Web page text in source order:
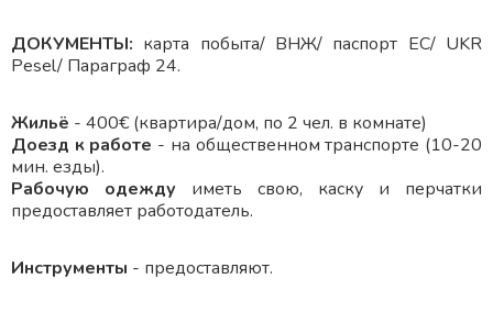
ДОКУМЕНТЫ: карта побыта/ ВНЖ/ паспорт ЕС/ UKR
Pesel/ Параграф 24.
Жильё - 400€ (квартира/дом, по 2 чел. в комнате)
Доезд к работе - на общественном транспорте (10-20
мин. езды).
Рабочую одежду иметь свою, каску и перчатки
предоставляет работодатель.
Инструменты - предоставляют.